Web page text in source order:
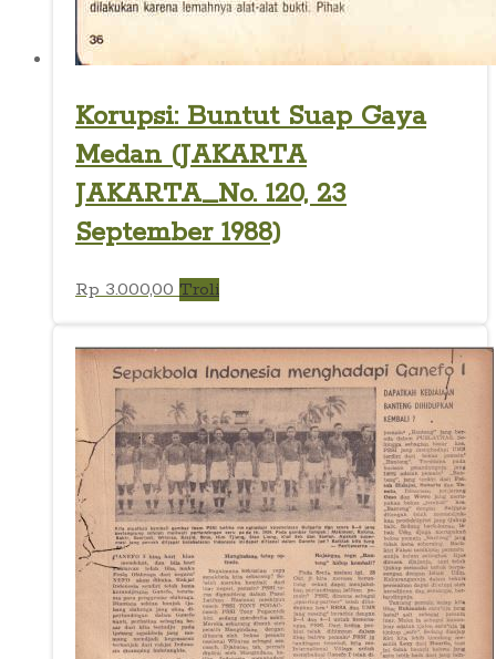
Korupsi: Buntut Suap Gaya
Medan (JAKARTA
JAKARTA_No. 120, 23
September 1988)
Rp3.000,00 Troli